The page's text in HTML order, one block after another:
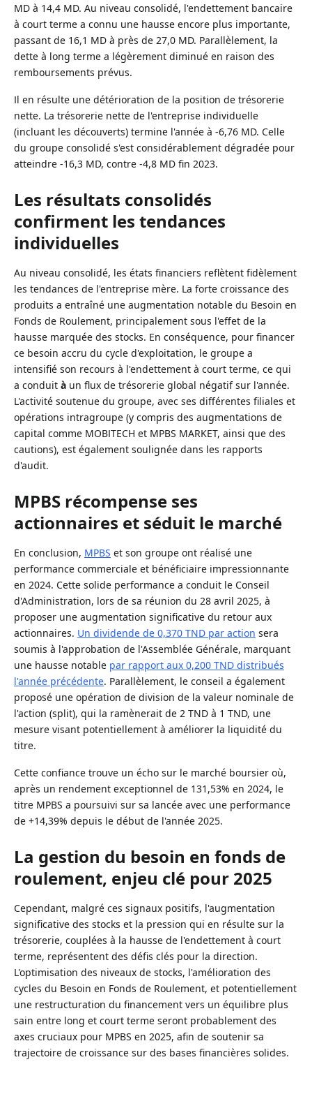
MD à 14,4 MD. Au niveau consolidé, l'endettement bancaire
à court terme a connu une hausse encore plus importante,
passant de 16,1 MD à près de 27,0 MD. Parallèlement, la
dette à long terme a légèrement diminué en raison des
remboursements prévus.
Il en résulte une détérioration de la position de trésorerie
nette. La trésorerie nette de l'entreprise individuelle
(incluant les découverts) termine l'année à -6,76 MD. Celle
du groupe consolidé s'est considérablement dégradée pour
atteindre -16,3 MD, contre -4,8 MD fin 2023.
Les résultats consolidés
confirment les tendances
individuelles
Au niveau consolidé, les états financiers reflètent fidèlement
les tendances de l'entreprise mère. La forte croissance des
produits a entraîné une augmentation notable du Besoin en
Fonds de Roulement, principalement sous l'effet de la
hausse marquée des stocks. En conséquence, pour financer
ce besoin accru du cycle d'exploitation, le groupe a
intensifié son recours à l'endettement à court terme, ce qui
a conduit à un flux de trésorerie global négatif sur l'année.
L'activité soutenue du groupe, avec ses différentes filiales et
opérations intragroupe (y compris des augmentations de
capital comme MOBITECH et MPBS MARKET, ainsi que des
cautions), est également soulignée dans les rapports
d'audit.
MPBS récompense ses
actionnaires et séduit le marché
En conclusion, MPBS et son groupe ont réalisé une
performance commerciale et bénéficiaire impressionnante
en 2024. Cette solide performance a conduit le Conseil
d'Administration, lors de sa réunion du 28 avril 2025, à
proposer une augmentation significative du retour aux
actionnaires. Un dividende de 0,370 TND par action sera
soumis à l'approbation de l'Assemblée Générale, marquant
une hausse notable par rapport aux 0,200 TND distribués
l'année précédente. Parallèlement, le conseil a également
proposé une opération de division de la valeur nominale de
l'action (split), qui la ramènerait de 2 TND à 1 TND, une
mesure visant potentiellement à améliorer la liquidité du
titre.
Cette confiance trouve un écho sur le marché boursier où,
après un rendement exceptionnel de 131,53% en 2024, le
titre MPBS a poursuivi sur sa lancée avec une performance
de +14,39% depuis le début de l'année 2025.
La gestion du besoin en fonds de
roulement, enjeu clé pour 2025
Cependant, malgré ces signaux positifs, l'augmentation
significative des stocks et la pression qui en résulte sur la
trésorerie, couplées à la hausse de l'endettement à court
terme, représentent des défis clés pour la direction.
L'optimisation des niveaux de stocks, l'amélioration des
cycles du Besoin en Fonds de Roulement, et potentiellement
une restructuration du financement vers un équilibre plus
sain entre long et court terme seront probablement des
axes cruciaux pour MPBS en 2025, afin de soutenir sa
trajectoire de croissance sur des bases financières solides.